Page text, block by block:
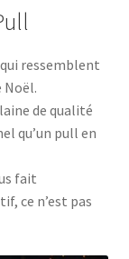
ressemblent
Noël.
de qualité
qu’un pull en
fait
ce n’est pas